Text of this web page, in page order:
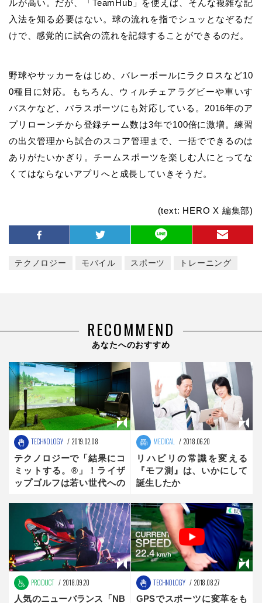
ルが高い。だが、「TeamHub」を使えば、そんな複雑な記
入法を知る必要はない。球の流れを指でシュッとなぞるだ
けで、感覚的に試合の流れを記録することができるのだ。
野球やサッカーをはじめ、バレーボールにラクロスなど10
0種目に対応。もちろん、ウィルチェアラグビーや車いす
バスケなど、パラスポーツにも対応している。2016年のア
プリローンチから登録チーム数は3年で100倍に激増。練習
の出欠管理から試合のスコア管理まで、一括でできるのは
ありがたいかぎり。チームスポーツを楽しむ人にとってな
くてはならないアプリへと成長していきそうだ。
(text: HERO X 編集部)
テクノロジー モバイル スポーツ トレーニング
RECOMMEND
あなたへのおすすめ
TECHNOLOGY 2019.02.08
テクノロジーで「結果にコ
ミットする。®」！ライザ
ップゴルフは若い世代への
MEDICAL 2018.06.20
リハビリの常識を変える
『モフ測』は、いかにして
誕生したか
PRODUCT 2018.09.20
人気のニューバランス「NB
TECHNOLOGY 2018.08.27
GPSでスポーツに変革をも